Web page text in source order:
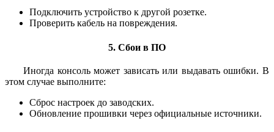
Подключить устройство к другой розетке.
Проверить кабель на повреждения.
5. Сбои в ПО
Иногда консоль может зависать или выдавать ошибки. В
этом случае выполните:
Сброс настроек до заводских.
Обновление прошивки через официальные источники.